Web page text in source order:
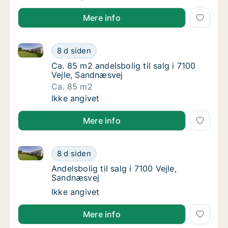
Mere info
Ca. 85 m2 andelsbolig til salg i 7100 Vejle,
8 d siden
Ca. 85 m2 andelsbolig til salg i 7100 Vejle,
Ca. 85 m2 andelsbolig til salg i 7100 Vejle,
Ca. 85 m2 andelsbolig til salg i 7100
Vejle, Sandnæsvej
Ca. 85 m2
Ca. 85 m2 andelsbolig til salg i 7100 Vejle,
Ikke angivet
Mere info
Andelsbolig til salg i 7100 Vejle, Sandnæsvej
8 d siden
Andelsbolig til salg i 7100 Vejle, Sandnæsvej
Andelsbolig til salg i 7100 Vejle, Sandnæsvej
Andelsbolig til salg i 7100 Vejle,
Sandnæsvej
Andelsbolig til salg i 7100 Vejle, Sandnæsvej
Ikke angivet
Mere info